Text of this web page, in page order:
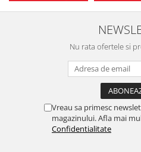
Nu rata ofertele si
Vreau sa primesc
magazinului. Afla mai
Confidentialitate